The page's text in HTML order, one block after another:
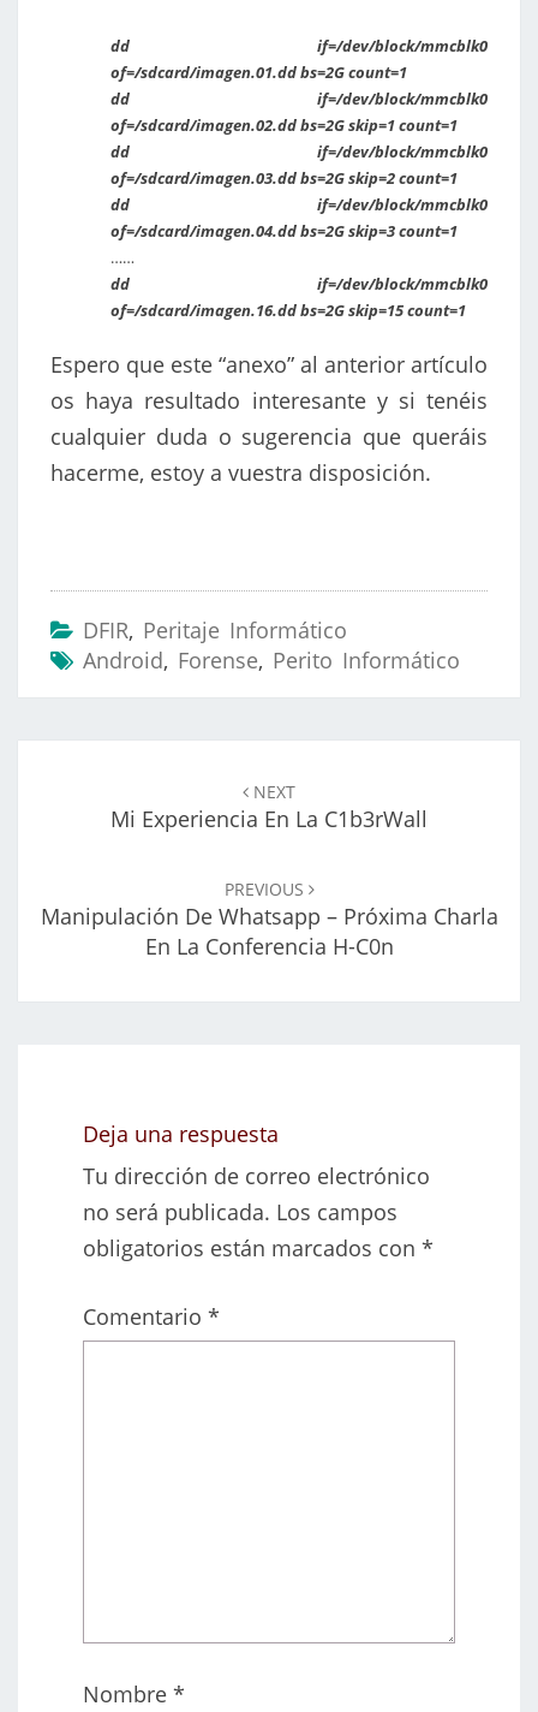
dd if=/dev/block/mmcblk0
of=/sdcard/imagen.01.dd bs=2G count=1
dd if=/dev/block/mmcblk0
of=/sdcard/imagen.02.dd bs=2G skip=1 count=1
dd if=/dev/block/mmcblk0
of=/sdcard/imagen.03.dd bs=2G skip=2 count=1
dd if=/dev/block/mmcblk0
of=/sdcard/imagen.04.dd bs=2G skip=3 count=1
……
dd if=/dev/block/mmcblk0
of=/sdcard/imagen.16.dd bs=2G skip=15 count=1
Espero que este “anexo” al anterior artículo
os haya resultado interesante y si tenéis
cualquier duda o sugerencia que queráis
hacerme, estoy a vuestra disposición.
DFIR, Peritaje Informático
Android, Forense, Perito Informático
entradas
NEXT
Mi Experiencia En La C1b3rWall
PREVIOUS
Manipulación De Whatsapp – Próxima Charla
En La Conferencia H-C0n
Deja una respuesta
Tu dirección de correo electrónico
no será publicada. Los campos
obligatorios están marcados con *
Comentario *
Nombre *